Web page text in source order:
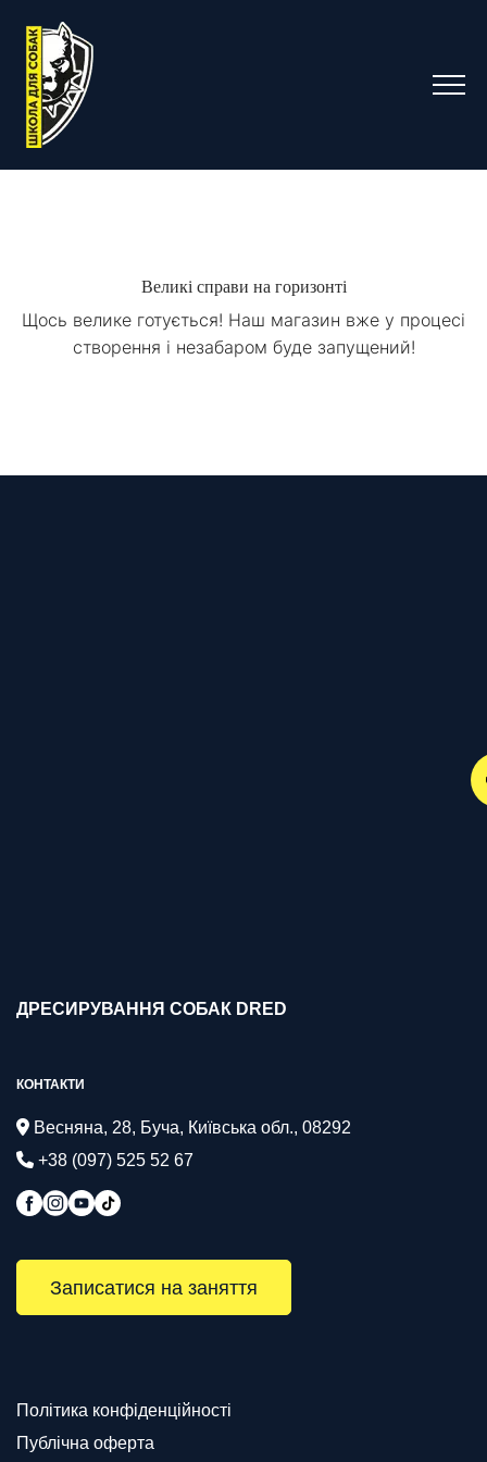
Великі справи на горизонті
Щось велике готується! Наш магазин вже у процесі
створення і незабаром буде запущений!
ДРЕСИРУВАННЯ СОБАК DRED
КОНТАКТИ
Весняна, 28, Буча, Київська обл., 08292
+38 (097) 525 52 67
Записатися на заняття
Політика конфіденційності
Публічна оферта